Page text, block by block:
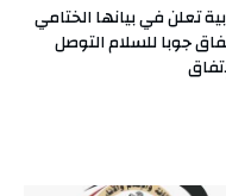
تعلن في بيانها الختامي
جوبا للسلام التوصل